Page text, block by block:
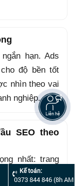
hạn. Ads
độ bền tốt
nhìn theo vai
nghiệp.
SEO theo
nhất: trang
web gọn và
Kế toán:
0373 844 846 (8h AM
Liên hệ